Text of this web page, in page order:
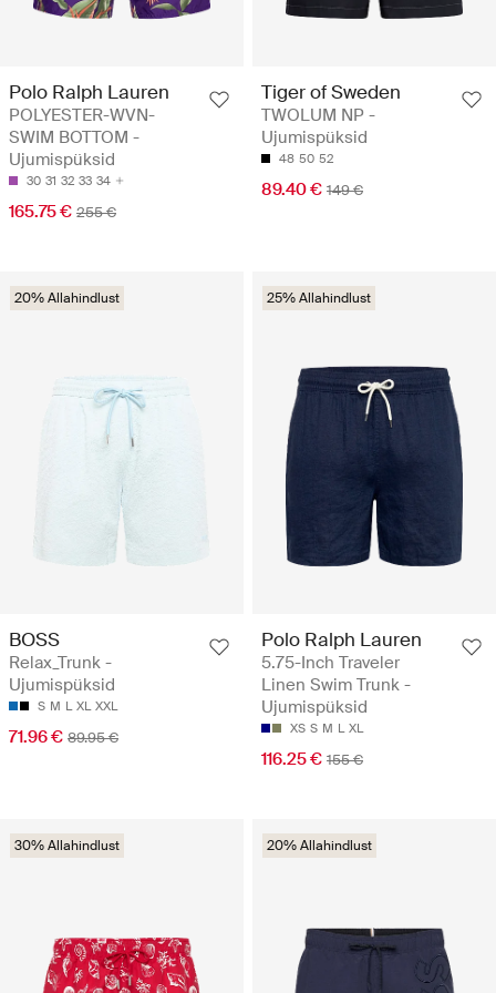
Polo Ralph Lauren
POLYESTER-WVN-
SWIM BOTTOM -
Ujumispüksid
30 31 32 33 34
165.75 € 255 €
Tiger of Sweden
TWOLUM NP -
Ujumispüksid
48 50 52
89.40 € 149 €
20% Allahindlust
BOSS
Relax_Trunk -
Ujumispüksid
S M L XL XXL
71.96 € 89.95 €
25% Allahindlust
Polo Ralph Lauren
5.75-Inch Traveler
Linen Swim Trunk -
Ujumispüksid
XS S M L XL
116.25 € 155 €
30% Allahindlust 20% Allahindlust